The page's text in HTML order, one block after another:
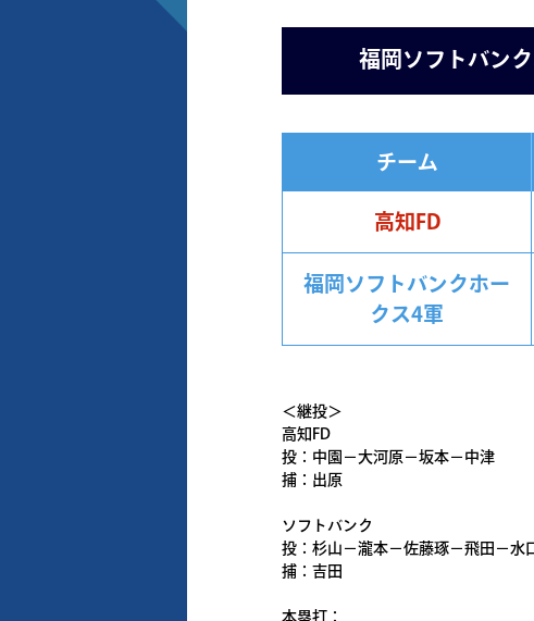
福岡ソフトバン
チーム
高知FD
福岡ソフトバンクホー
クス4軍
＜継投＞
高知FD
投：中園－大河原－坂本－中津
捕：出原
ソフトバンク
投：杉山－瀧本－佐藤琢－飛田－水
捕：吉田
本塁打：